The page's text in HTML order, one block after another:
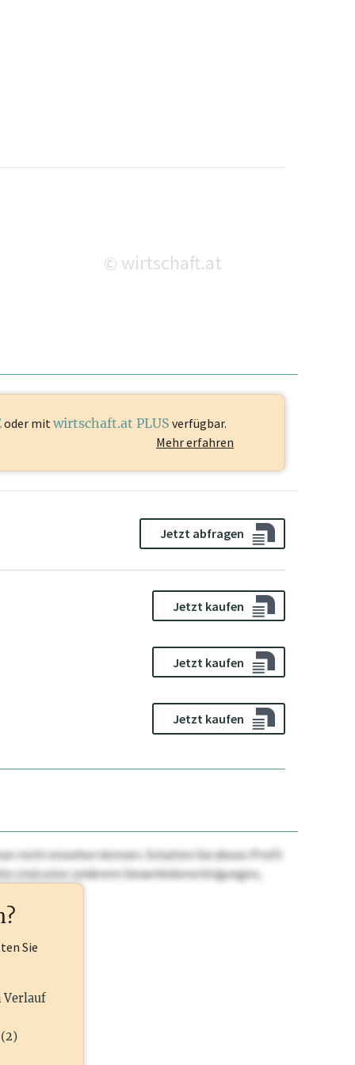
© wirtschaft.at
oder mit wirtschaft.at PLUS verfügbar.
Mehr erfahren
Jetzt abfragen
Jetzt kaufen
Jetzt kaufen
Jetzt kaufen
nicht einsehen können. Schalten Sie dieses Profil
sind unter anderem Gewerbeberechtigungen,
Sie
Verlauf